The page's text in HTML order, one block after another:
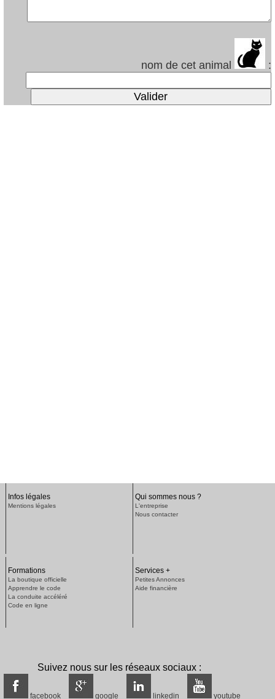
nom de cet animal :
Infos légales
Mentions légales
Qui sommes nous ?
L'entreprise
Nous contacter
Formations
La boutique officielle
Apprendre le code
La conduite accéléré
Code en ligne
Services +
Petites Annonces
Aide financière
Suivez nous sur les réseaux sociaux :
facebook google linkedin youtube